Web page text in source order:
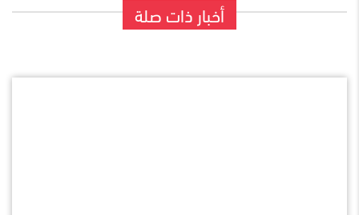
أخبار ذات صلة